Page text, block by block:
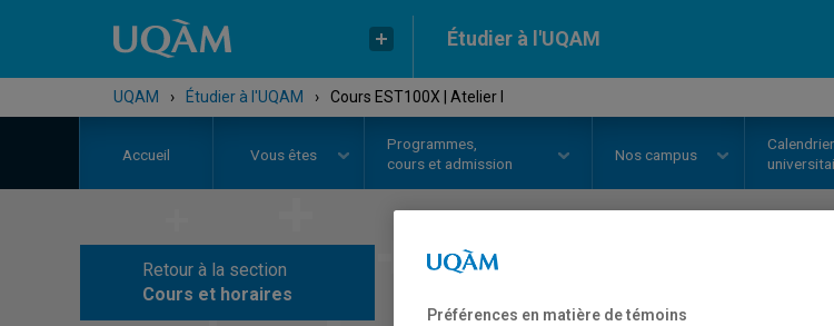
Étudier à l'UQAM
UQAM › Étudier à l'UQAM › Cours EST100X | Atelier I
Accueil Vous êtes
Programmes,
cours et admission
Nos campus
Retour à la section
Cours et horaires
Préférences en matière de témoins